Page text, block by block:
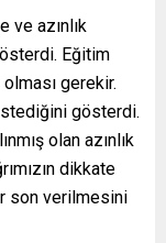
ve azınlık
Eğitim
olması gerekir.
gösterdi.
olan azınlık
dikkate
son verilmesini